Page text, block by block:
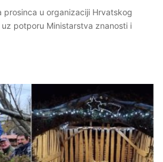
prosinca u organizaciji Hrvatskog
potporu Ministarstva znanosti i